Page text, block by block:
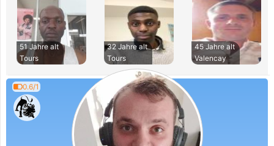
51 Jahre alt
Tours
32 Jahre alt
Tours
45 Jahre alt
Valencay
0.6/1